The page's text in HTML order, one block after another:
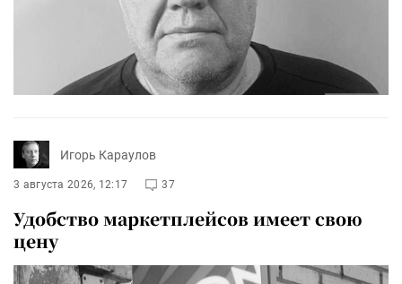
Игорь Караулов
3 августа 2026, 12:17 37
Удобство маркетплейсов имеет свою
цену